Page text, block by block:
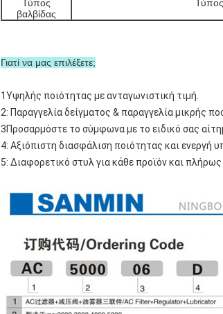
Τύπος
βαλβίδας
Τύπος
Γιατί να μας επιλέξετε;
1Υψηλής ποιότητας με ανταγωνιστική τιμή.
2: Παραγγελία δείγματος & παραγγελία μικρής
3Προσαρμόστε το σύμφωνα με το ειδικό σας
4: Αξιόπιστη διασφάλιση ποιότητας και ενεργή
5: Διαφορετικό στυλ για κάθε προϊόν και